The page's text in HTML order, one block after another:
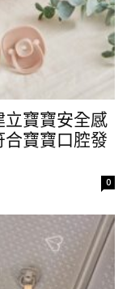
立寶寶安全感
寶寶口腔發
0